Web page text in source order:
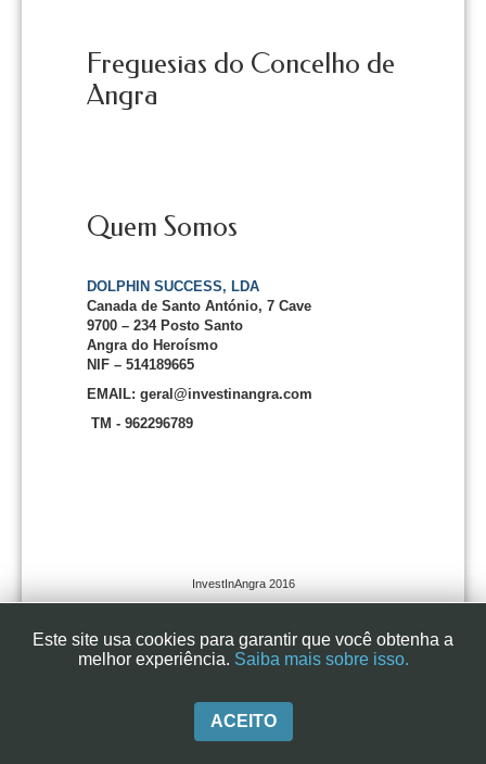
Freguesias do Concelho de
Angra
Quem Somos
DOLPHIN SUCCESS, LDA
Canada de Santo António, 7 Cave
9700 – 234 Posto Santo
Angra do Heroísmo
NIF – 514189665
EMAIL: geral@investinangra.com
TM - 962296789
InvestInAngra 2016
Este site usa cookies para garantir que você obtenha a
melhor experiência. Saiba mais sobre isso.
ACEITO